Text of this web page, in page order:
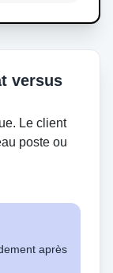
versus
Le client
poste ou
après